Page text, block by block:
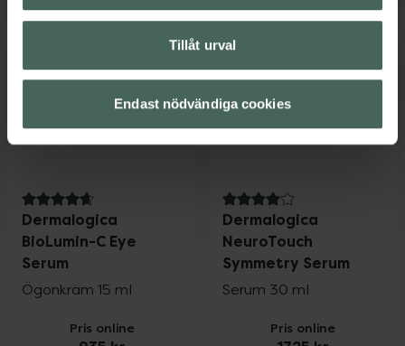
Tillåt urval
Endast nödvändiga cookies
4.7 av 5 i omdöme
Dermalogica
BioLumin-C Eye
Serum
Ögonkräm 15 ml
Pris online
4 av 5 i omdöme
Dermalogica
NeuroTouch
Symmetry Serum
Serum 30 ml
Pris online